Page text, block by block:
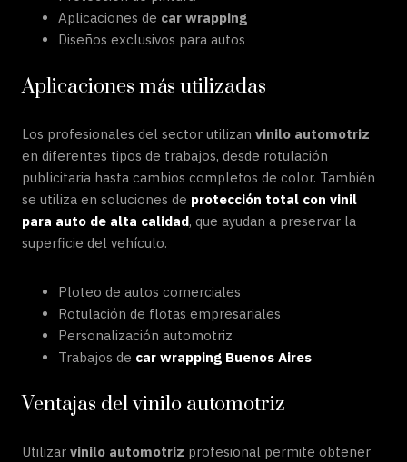
Aplicaciones de car wrapping
Diseños exclusivos para autos
Aplicaciones más utilizadas
Los profesionales del sector utilizan vinilo automotriz
en diferentes tipos de trabajos, desde rotulación
publicitaria hasta cambios completos de color. También
se utiliza en soluciones de protección total con vinil
para auto de alta calidad, que ayudan a preservar la
superficie del vehículo.
Ploteo de autos comerciales
Rotulación de flotas empresariales
Personalización automotriz
Trabajos de car wrapping Buenos Aires
Ventajas del vinilo automotriz
Utilizar vinilo automotriz profesional permite obtener